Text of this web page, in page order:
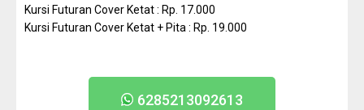
Kursi Futuran Cover Ketat : Rp. 17.000
Kursi Futuran Cover Ketat + Pita : Rp. 19.000
6285213092613